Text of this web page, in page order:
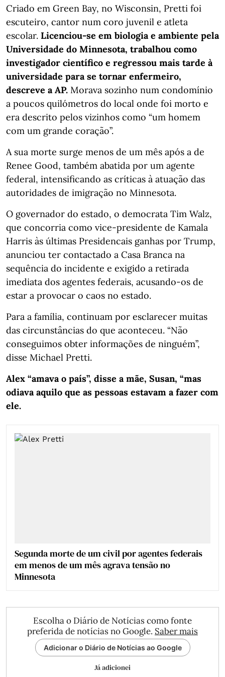
Criado em Green Bay, no Wisconsin, Pretti foi
escuteiro, cantor num coro juvenil e atleta
escolar. Licenciou-se em biologia e ambiente pela
Universidade do Minnesota, trabalhou como
investigador científico e regressou mais tarde à
universidade para se tornar enfermeiro,
descreve a AP. Morava sozinho num condomínio
a poucos quilómetros do local onde foi morto e
era descrito pelos vizinhos como “um homem
com um grande coração”.
A sua morte surge menos de um mês após a de
Renee Good, também abatida por um agente
federal, intensificando as críticas à atuação das
autoridades de imigração no Minnesota.
O governador do estado, o democrata Tim Walz,
que concorria como vice-presidente de Kamala
Harris às últimas Presidencais ganhas por Trump,
anunciou ter contactado a Casa Branca na
sequência do incidente e exigido a retirada
imediata dos agentes federais, acusando-os de
estar a provocar o caos no estado.
Para a família, continuam por esclarecer muitas
das circunstâncias do que aconteceu. “Não
conseguimos obter informações de ninguém”,
disse Michael Pretti.
Alex “amava o país”, disse a mãe, Susan, “mas
odiava aquilo que as pessoas estavam a fazer com
ele.
Segunda morte de um civil por agentes federais
em menos de um mês agrava tensão no
Minnesota
Escolha o Diário de Notícias como fonte
preferida de notícias no Google. Saber mais
Adicionar o Diário de Notícias ao Google
Já adicionei